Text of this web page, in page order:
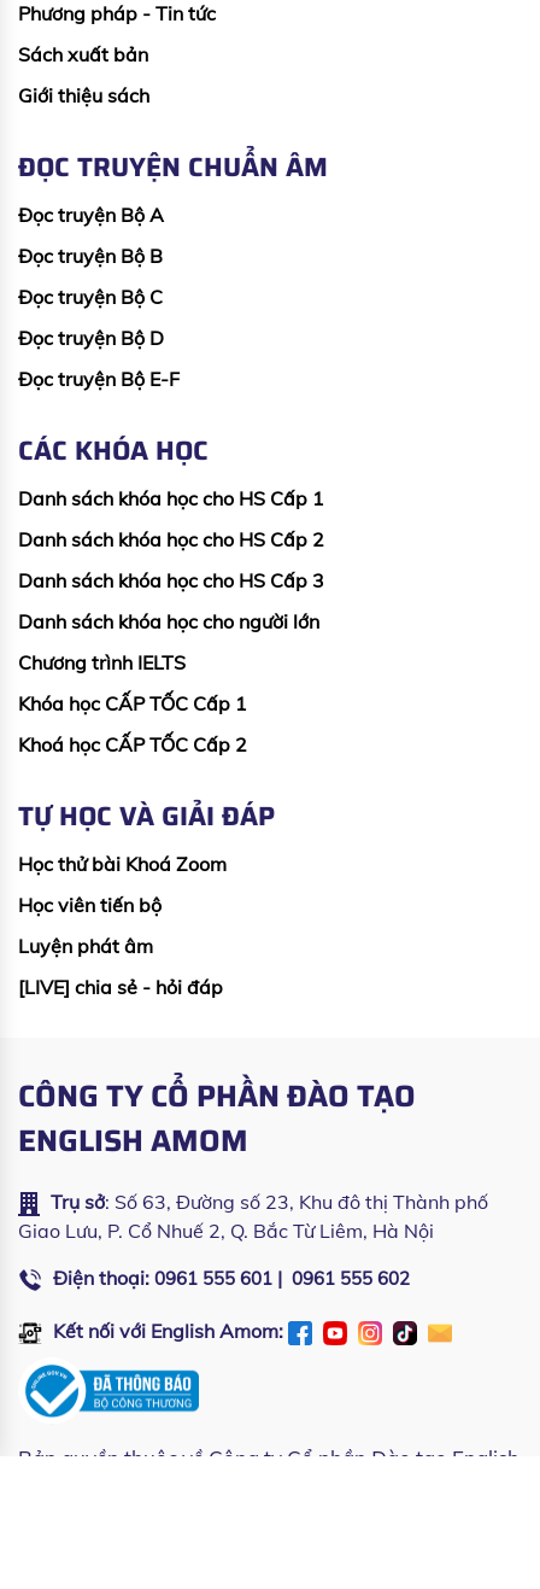
Phương pháp - Tin tức
Sách xuất bản
Giới thiệu sách
ĐỌC TRUYỆN CHUẨN ÂM
Đọc truyện Bộ A
Đọc truyện Bộ B
Đọc truyện Bộ C
Đọc truyện Bộ D
Đọc truyện Bộ E-F
CÁC KHÓA HỌC
Danh sách khóa học cho HS Cấp 1
Danh sách khóa học cho HS Cấp 2
Danh sách khóa học cho HS Cấp 3
Danh sách khóa học cho người lớn
Chương trình IELTS
Khóa học CẤP TỐC Cấp 1
Khoá học CẤP TỐC Cấp 2
TỰ HỌC VÀ GIẢI ĐÁP
Học thử bài Khoá Zoom
Học viên tiến bộ
Luyện phát âm
[LIVE] chia sẻ - hỏi đáp
CÔNG TY CỔ PHẦN ĐÀO TẠO
ENGLISH AMOM
Trụ sở: Số 63, Đường số 23, Khu đô thị Thành phố
Giao Lưu, P. Cổ Nhuế 2, Q. Bắc Từ Liêm, Hà Nội
Điện thoại: 0961 555 601 | 0961 555 602
Kết nối với English Amom:
Bản quyền thuộc về Công ty Cổ phần Đào tạo English